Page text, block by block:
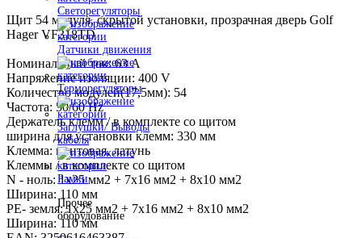
Светорегуляторы
Датчики движения
Терморегуляторы
Заглушки/ Выводы
кабеля
Рамки
Прочее
оборудование
Щит 54 модуля, скрытой установки, прозрачная дверь Golf
Hager VF318TD
Номинальный ток: 63 A
Напряжение изоляции: 400 V
Количество модулей(17,5мм): 54
Частота: 50/60 Hz
Держатель клемм / в комплекте со щитом
ширина для установки клемм: 330 мм
Клемма: винтовая, латунь
Клеммы / в комплекте со щитом
N - ноль: 1х25 мм2 + 7х16 мм2 + 8х10 мм2
Ширина: 110 мм
PE- земля: 1х25 мм2 + 7х16 мм2 + 8х10 мм2
Ширина: 110 мм